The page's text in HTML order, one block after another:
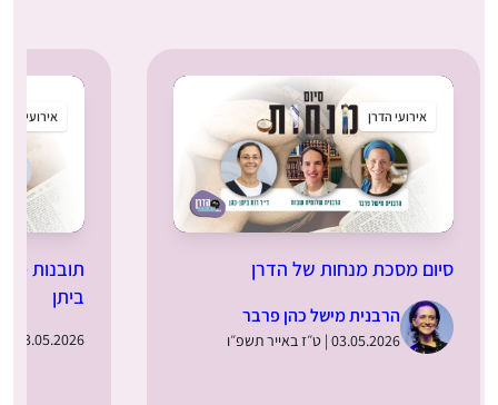
אירועי הדרן
סיום מסכת מנחות של הדרן
הרבנית מישל כהן פרבר
03.05.2026 | ט״ז באייר תשפ״ו
אירועי הדרן
תובנות
ביתן
03.05.2026 | ט״ז באייר תשפ״ו